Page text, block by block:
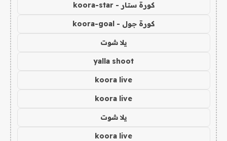
كورة ستار - koora-star
كورة جول - koora-goal
يلا شوت
yalla shoot
koora live
koora live
يلا شوت
koora live